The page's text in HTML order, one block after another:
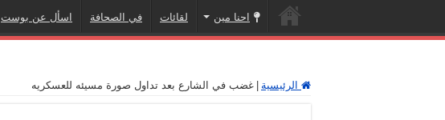
احنا مين لقائات في الصحافة اسأل عن بوست
الرئيسية غضب في الشارع بعد تداول صورة مسيئه للعسكريه